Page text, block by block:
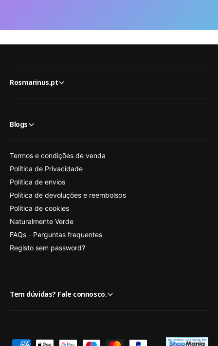
Rosmarinus.pt
Blogs
Termos e condições de venda
Política de Privacidade
Politica de envios
Politica de devoluções e reembolsos
Politica de cookies
Naturalmente Verde
FAQs - Perguntas frequentes
Registo sem password?
Tem dúvidas? Fale connosco.